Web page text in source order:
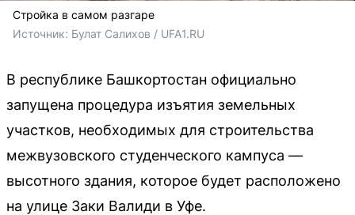
Стройка в самом разгаре
Источник: Булат Салихов / UFA1.RU
В республике Башкортостан официально
запущена процедура изъятия земельных
участков, необходимых для строительства
межвузовского студенческого кампуса —
высотного здания, которое будет расположено
на улице Заки Валиди в Уфе.